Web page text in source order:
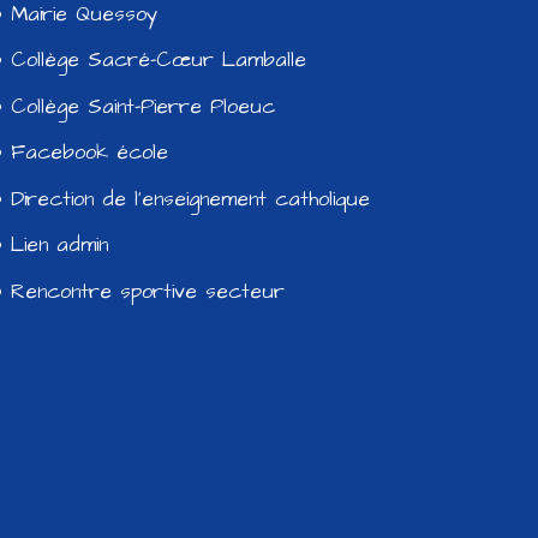
Mairie Quessoy
Collège Sacré-Cœur Lamballe
Collège Saint-Pierre Ploeuc
Facebook école
Direction de l’enseignement catholique
Lien admin
Rencontre sportive secteur